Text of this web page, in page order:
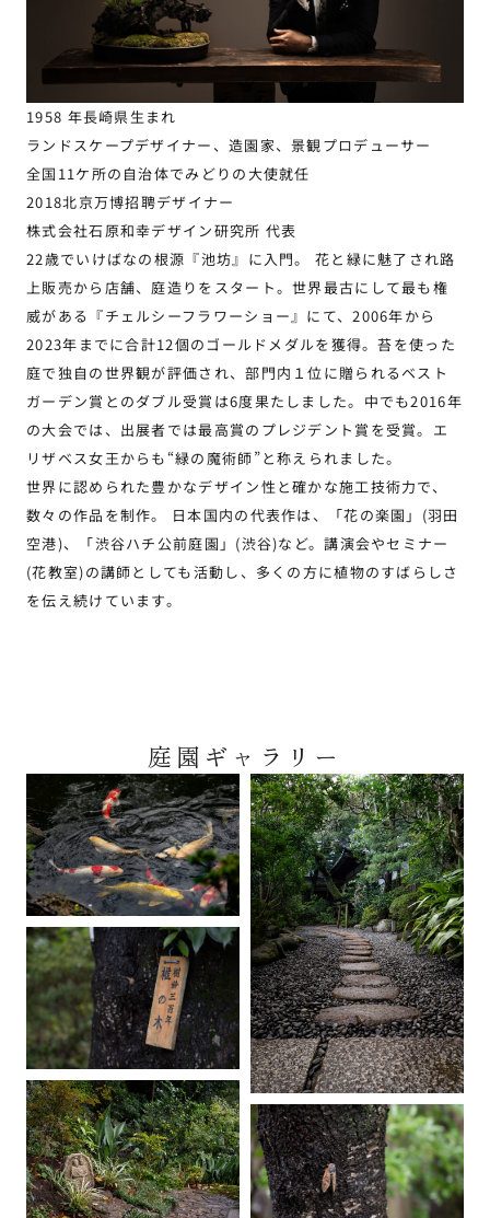
1958 年長崎県生まれ
ランドスケープデザイナー、造園家、景観プロデューサー
全国11ケ所の自治体でみどりの大使就任
2018北京万博招聘デザイナー
株式会社石原和幸デザイン研究所 代表
22歳でいけばなの根源『池坊』に入門。 花と緑に魅了され路
上販売から店舗、庭造りをスタート。世界最古にして最も権
威がある『チェルシーフラワーショー』にて、2006年から
2023年までに合計12個のゴールドメダルを獲得。苔を使った
庭で独自の世界観が評価され、部門内１位に贈られるベスト
ガーデン賞とのダブル受賞は6度果たしました。中でも2016年
の大会では、出展者では最高賞のプレジデント賞を受賞。エ
リザベス女王からも“緑の魔術師”と称えられました。
世界に認められた豊かなデザイン性と確かな施工技術力で、
数々の作品を制作。 日本国内の代表作は、「花の楽園」(羽田
空港)、「渋谷ハチ公前庭園」(渋谷)など。講演会やセミナー
(花教室)の講師としても活動し、多くの方に植物のすばらしさ
を伝え続けています。
庭園ギャラリー